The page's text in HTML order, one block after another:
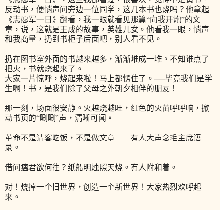
反动书，便悄声问旁边一位同学，这几本书也烧吗？他拿起
《志愿军一日》翻看，我一眼就看见那篇“向我开炮”的文
章，说，这就是王成的故事，英雄儿女。他看我一眼，悄声
和我商量，扔到书柜子后面吧，别人看不见。
扔在图书室外面的书越来越多，渐渐堆成一堆。不知谁点了
把火，书就烧起来了。
大家一片惊呼，烧起来啦！马上都愣住了。──毕竟我们是学
生啊！书，是我们除了父母之外朝夕相伴的朋友！
那一刻，场面很安静。火越烧越旺，红色的火苗呼呼响，掀
动书页的“唰唰”声，清晰可闻。
革命不是请客吃饭，不是做文章……有人大声念毛主席语
录。
借问瘟君欲何往？纸船明烛照天烧。有人附和着。
对！烧掉一个旧世界，创造一个新世界！大家热烈欢呼起
来。